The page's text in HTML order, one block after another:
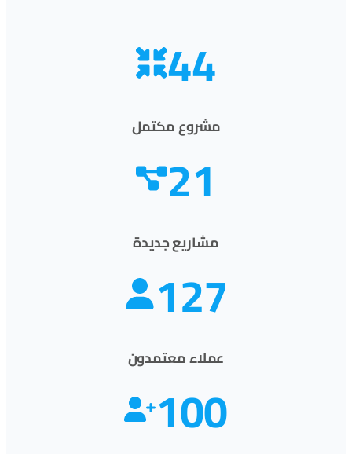
44
مشروع مكتمل
21
مشاريع جديدة
127
عملاء معتمدون
100